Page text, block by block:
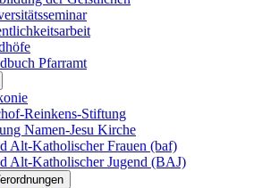
Pfarramt
Reinkens-Stiftung
Namen-Jesu Kirche
Alt-Katholischer Frauen (baf)
Alt-Katholischer Jugend (BAJ)